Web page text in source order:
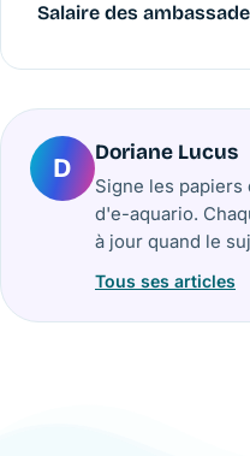
Salaire des
D Doriane Lucus
Signe les papiers
d'e-aquario.
à jour quand le
Tous ses articles